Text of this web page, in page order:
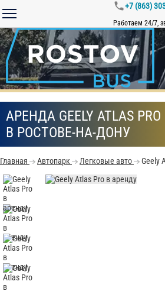
+7 (863)
Работаем 24/7,
АРЕНДА GEELY ATLAS
В РОСТОВЕ-НА-ДОНУ
Главная Автопарк Легковые авто Geely